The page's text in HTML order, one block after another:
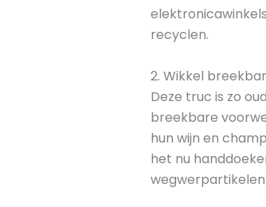
recyclen.
2. Wikkel
Deze truc is zo
breekbare
hun wijn en
het nu